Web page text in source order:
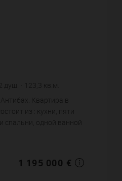
2 душ. 123,3 кв.м.
Квартира в
из : кухни, пяти
спальни, одной ванной
1 195 000 €